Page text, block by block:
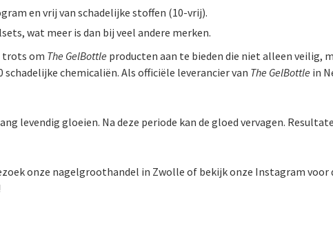
en vrij van schadelijke stoffen (10-vrij).
wat meer is dan bij veel andere merken.
trots om The GelBottle producten aan te bieden die niet alleen veilig,
chemicaliën. Als officiële leverancier van The GelBottle in
levendig gloeien. Na deze periode kan de gloed vervagen.
onze nagelgroothandel in Zwolle of bekijk onze Instagram voor